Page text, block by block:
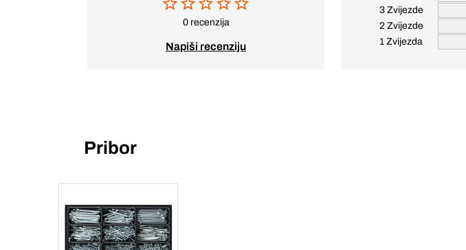
0 recenzija
Napiši recenziju
3 Zvijezde
2 Zvijezde
1 Zvijezda
Pribor